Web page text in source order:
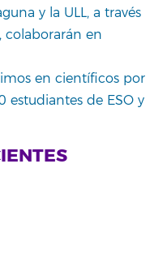
y la ULL, a través
colaborarán en
en científicos por
estudiantes de ESO y